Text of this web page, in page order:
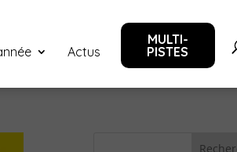
Actus
MULTI-
PISTES